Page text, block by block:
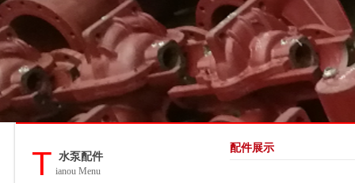
T 水泵配件
ianou Menu
配件展示